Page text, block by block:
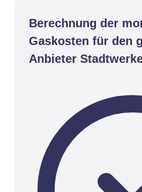
Berechnung der
Gaskosten für den
Anbieter